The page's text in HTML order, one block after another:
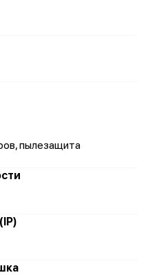
пылезащита